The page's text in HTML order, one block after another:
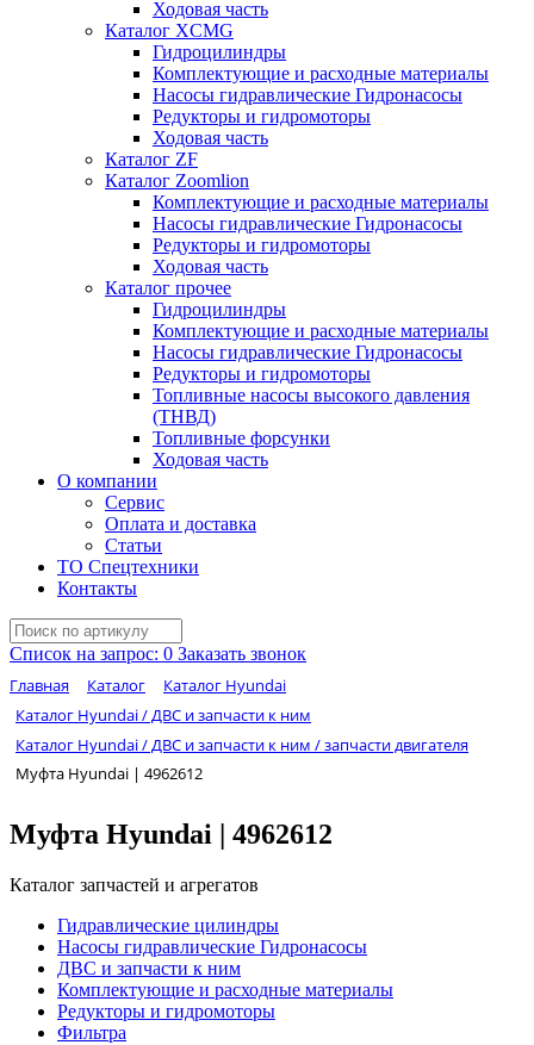
Ходовая часть
Каталог XCMG
Гидроцилиндры
Комплектующие и расходные материалы
Насосы гидравлические Гидронасосы
Редукторы и гидромоторы
Ходовая часть
Каталог ZF
Каталог Zoomlion
Комплектующие и расходные материалы
Насосы гидравлические Гидронасосы
Редукторы и гидромоторы
Ходовая часть
Каталог прочее
Гидроцилиндры
Комплектующие и расходные материалы
Насосы гидравлические Гидронасосы
Редукторы и гидромоторы
Топливные насосы высокого давления
(ТНВД)
Топливные форсунки
Ходовая часть
О компании
Сервис
Оплата и доставка
Статьи
ТО Спецтехники
Контакты
Список на запрос: 0 Заказать звонок
Главная Каталог
Каталог Hyundai
Каталог Hyundai / ДВС и запчасти к ним
Каталог Hyundai / ДВС и запчасти к ним / запчасти двигателя
Муфта Hyundai | 4962612
Муфта Hyundai | 4962612
Каталог запчастей и агрегатов
Гидравлические цилиндры
Насосы гидравлические Гидронасосы
ДВС и запчасти к ним
Комплектующие и расходные материалы
Редукторы и гидромоторы
Фильтра